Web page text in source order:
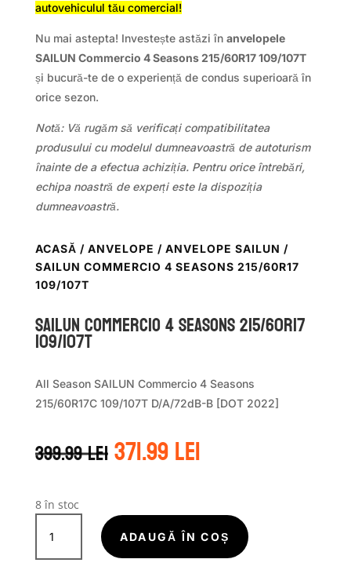
autovehiculul tău comercial!
Nu mai astepta! Investește astăzi în anvelopele
SAILUN Commercio 4 Seasons 215/60R17 109/107T
și bucură-te de o experiență de condus superioară în
orice sezon.
Notă: Vă rugăm să verificați compatibilitatea
produsului cu modelul dumneavoastră de autoturism
înainte de a efectua achiziția. Pentru orice întrebări,
echipa noastră de experți este la dispoziția
dumneavoastră.
ACASĂ / ANVELOPE / ANVELOPE SAILUN /
SAILUN COMMERCIO 4 SEASONS 215/60R17
109/107T
Sailun COMMERCIO 4 SEASONS 215/60R17
109/107T
All Season SAILUN Commercio 4 Seasons
215/60R17C 109/107T D/A/72dB-B [DOT 2022]
399.99leiPrețul
inițial
399.99 lei.
371.99leiPrețul
curent
8 în stoc
Cantitate
Sailun
COMMERCIO
ADAUGĂ ÎN COȘ